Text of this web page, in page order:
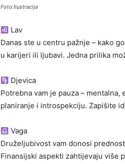
Foto:Ilustracija
Lav
Danas ste u centru pažnje – kako
u karijeri ili ljubavi. Jedna prilika
Djevica
Potrebna vam je pauza –
planiranje i introspekciju. Zapišite
Vaga
Druželjubivost vam donosi
Finansijski aspekti zahtijevaju više